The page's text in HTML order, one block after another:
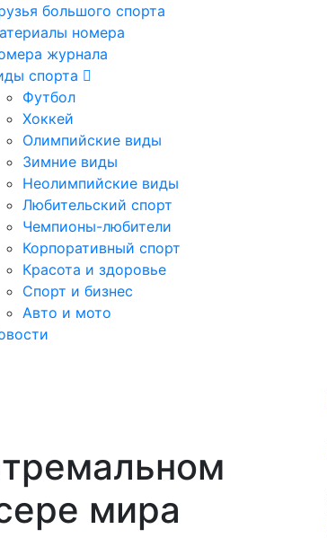
большого спорта
номера
журнала
спорта
Футбол
Хоккей
Олимпийские виды
Зимние виды
Неолимпийские виды
Любительский спорт
Чемпионы-любители
Корпоративный спорт
Красота и здоровье
Спорт и бизнес
Авто и мото
мира